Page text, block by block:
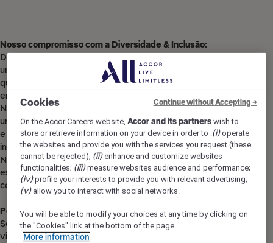
Nosso compromisso com a Diversidade & Inclusão:
Diversidade & Inclusão para a Accor significa acolher cada
um e respeitar suas diferenças, priorizando apenas
qualidades e habilidades na ampliação de oportunidades de
emprego e desenvolvimento.
Nossa ambição é proporcionar emprego com propósito, e
uma cultura acolhedora, excelentes condições de trabalho
e promover o desenvolvimento de todas as pessoas,
incluindo as pessoas com deficiência.
Não hesite em nos informar de quaisquer necessidades
específicas que possa ter para que possamos levá-las em
consideração.
Por que trabalhar para a Accor?
Somos muito mais do que um líder mundial. Sejam bem-
vindos como você é e você poderá encontrar um trabalho e
Cookies
On the Accor Careers website,Accor and its partners wish to
store or retrieve information on your device in order to :(i)operate
the websites and provide you with the services you request (these
cannot be rejected); (ii)enhance and customize websites
functionalities; (iii)measure websites audience and performance;
(iv)profile your interests to provide you with relevant advertising;
(v)allow you to interact with social networks.
You will be able to modify your choices at any time by clicking on
the "Cookies" link at the bottom of the page.
More information
Continue without Accepting →